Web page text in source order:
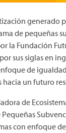
generado
de pequeñas
la Fundación
sus siglas en
de
hacia un futuro
de
con enfoque